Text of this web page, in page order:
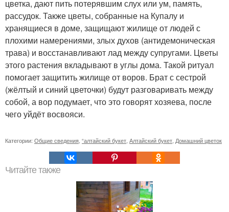
цветка, дают пить потерявшим слух или ум, память,
рассудок. Также цветы, собранные на Купалу и
хранящиеся в доме, защищают жилище от людей с
плохими намерениями, злых духов (антидемоническая
трава) и восстанавливают лад между супругами. Цветы
этого растения вкладывают в углы дома. Такой ритуал
помогает защитить жилище от воров. Брат с сестрой
(жёлтый и синий цветочки) будут разговаривать между
собой, а вор подумает, что это говорят хозяева, после
чего уйдёт восвояси.
Категории: Общие сведения “алтайский букет Алтайский букет Домашний цветок
Читайте также